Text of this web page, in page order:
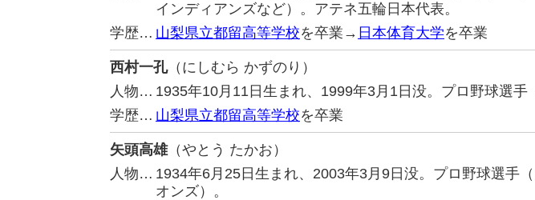
インディアンズなど）。アテネ五輪日本代表。
学歴… 山梨県立都留高等学校を卒業→ 日本体育大学を卒業
西村一孔（にしむら かずのり）
人物… 1935年10月11日生まれ、1999年3月1日没。プロ野球選手
学歴… 山梨県立都留高等学校を卒業
矢頭高雄（やとう たかお）
人物… 1934年6月25日生まれ、2003年3月9日没。プロ野球選手
オンズ）。